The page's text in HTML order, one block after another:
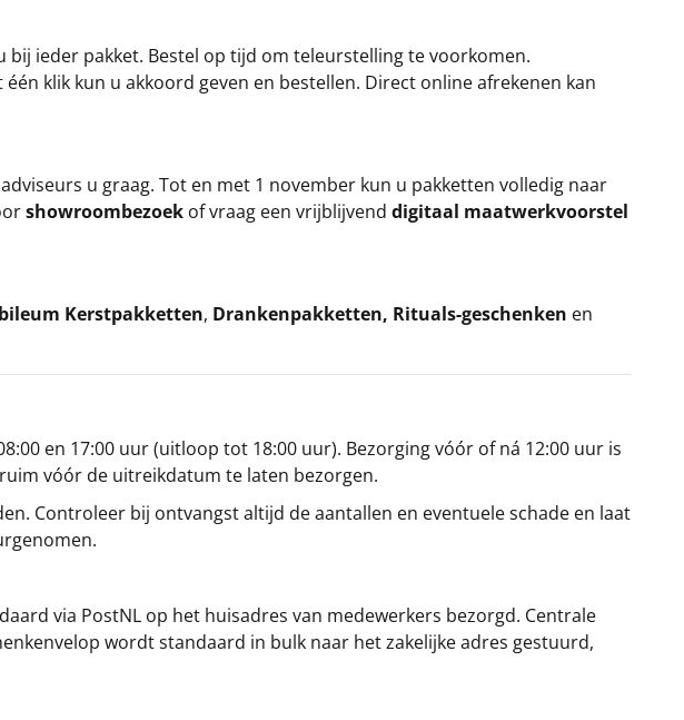
ieder pakket. Bestel op tijd om teleurstelling te voorkomen.
klik kun u akkoord geven en bestellen. Direct online afrekenen kan
u graag. Tot en met 1 november kun u pakketten volledig naar
showroombezoek of vraag een vrijblijvend digitaal maatwerkvoorstel
Kerstpakketten, Drankenpakketten, Rituals-geschenken en
en 17:00 uur (uitloop tot 18:00 uur). Bezorging vóór of ná 12:00 uur is
vóór de uitreikdatum te laten bezorgen.
Controleer bij ontvangst altijd de aantallen en eventuele schade en laat
via PostNL op het huisadres van medewerkers bezorgd. Centrale
wordt standaard in bulk naar het zakelijke adres gestuurd,